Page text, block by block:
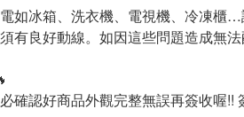
如冰箱、洗衣機、電視機、冷凍櫃
有良好動線。如因這些問題造成無
確認好商品外觀完整無誤再簽收喔